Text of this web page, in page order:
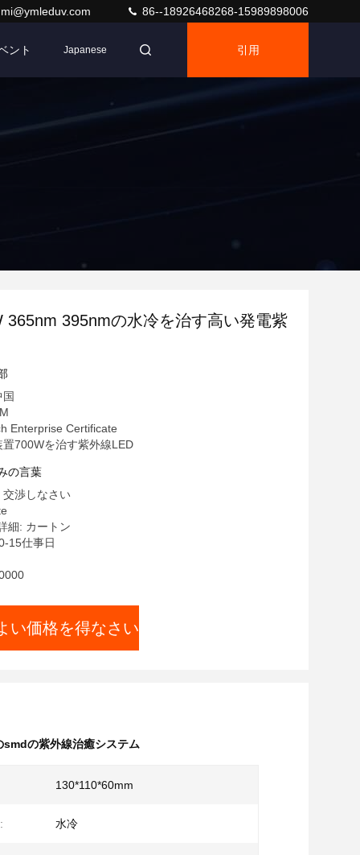
86--18926468268-15989898006
ント Japanese 引用
365nm 395nmの水冷を治す高い発電紫
Enterprise Certificate
700Wを治す紫外線LED
の言葉
渉しなさい
細: カートン
15仕事日
い価格を得なさい
smdの紫外線治癒システム
130*110*60mm
水冷